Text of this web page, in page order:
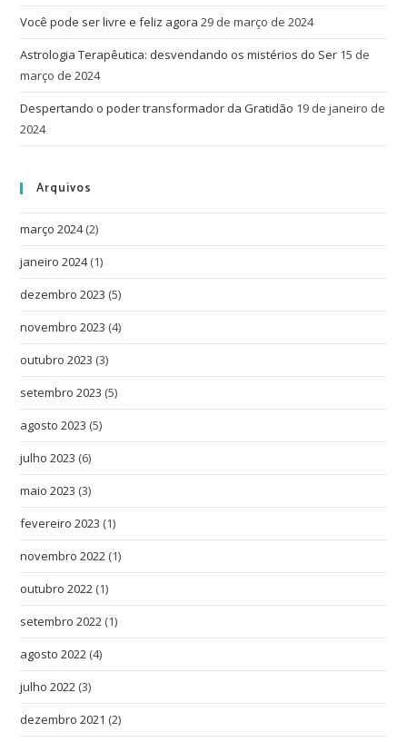
Você pode ser livre e feliz agora 29 de março de 2024
Astrologia Terapêutica: desvendando os mistérios do Ser 15 de
março de 2024
Despertando o poder transformador da Gratidão 19 de janeiro de
2024
Arquivos
março 2024(2)
janeiro 2024(1)
dezembro 2023 (5)
novembro 2023 (4)
outubro 2023 (3)
setembro 2023 (5)
agosto 2023 (5)
julho 2023 (6)
maio 2023 (3)
fevereiro 2023 (1)
novembro 2022 (1)
outubro 2022 (1)
setembro 2022 (1)
agosto 2022 (4)
julho 2022 (3)
dezembro 2021 (2)